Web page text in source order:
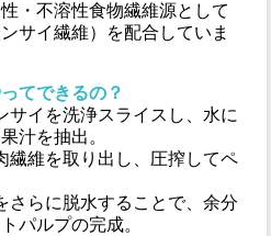
・不溶性食物繊維源として
サイ繊維）を配合していま
てできるの？
サイを洗浄スライスし、水に
汁を抽出。
繊維を取り出し、圧搾してペ
さらに脱水することで、余分
パルプの完成。